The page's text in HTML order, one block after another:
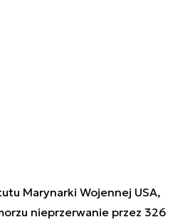
Marynarki Wojennej USA,
nieprzerwanie przez 326